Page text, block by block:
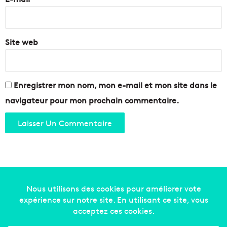
Site web
Enregistrer mon nom, mon e-mail et mon site dans le
navigateur pour mon prochain commentaire.
Copyright © 2014-2022Made in Marseille. Tous droits
mentions légales-nous contacter